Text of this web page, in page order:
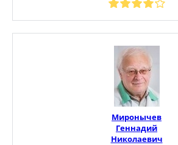
Миронычев
Геннадий
Николаевич